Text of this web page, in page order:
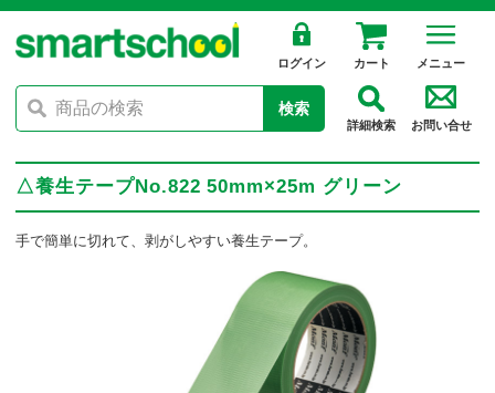
ログイン カート メニュー
検索
詳細検索 お問い合せ
△養生テープNo.822 50mm×25m グリーン
手で簡単に切れて、剥がしやすい養生テープ。